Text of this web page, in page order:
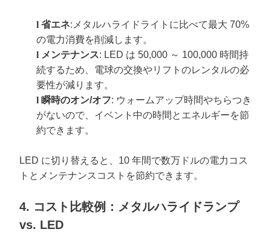
l 省エネ:メタルハライドライトに比べて最大 70%
の電力消費を削減します。
l メンテナンス: LED は 50,000 ～ 100,000 時間持
続するため、電球の交換やリフトのレンタルの必
要性が減ります。
l 瞬時のオン/オフ: ウォームアップ時間やちらつき
がないので、イベント中の時間とエネルギーを節
約できます。
LED に切り替えると、10 年間で数万ドルの電力コス
トとメンテナンスコストを節約できます。
4. コスト比較例：メタルハライドランプ
vs. LED